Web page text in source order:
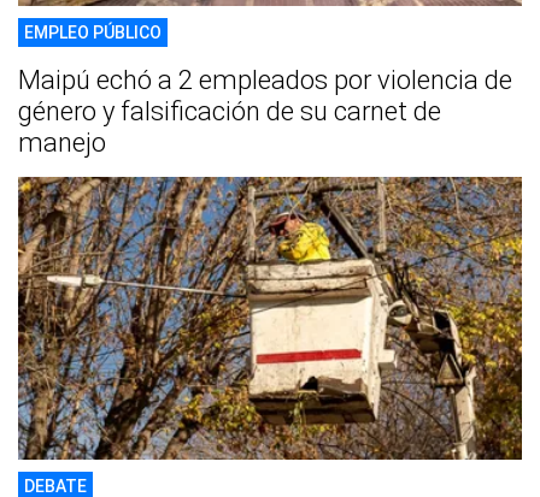
EMPLEO PÚBLICO
Maipú echó a 2 empleados por violencia de
género y falsificación de su carnet de
manejo
DEBATE